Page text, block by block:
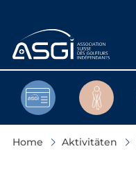
Home Aktivitäten